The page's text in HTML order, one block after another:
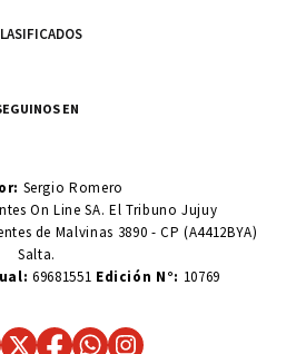
EN
Sergio Romero
On Line SA. El Tribuno Jujuy
de Malvinas 3890 - CP (A4412BYA)
Salta.
69681551 Edición N°: 10769